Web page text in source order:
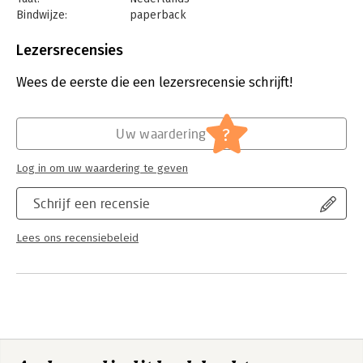
- Mediaprofessionals, studenten communicatiewetenschappen,
toekomst van media en entertainment
Bindwijze:
paperback
Uitgever:
Verschijningsdatum:
29-1-2025
Communicatie en media
Lezersrecensies
Wees de eerste die een lezersrecensie schrijft!
Schrijf een recensie
Lees ons recensiebeleid
Uw waardering ?
Log in om uw waardering te geven